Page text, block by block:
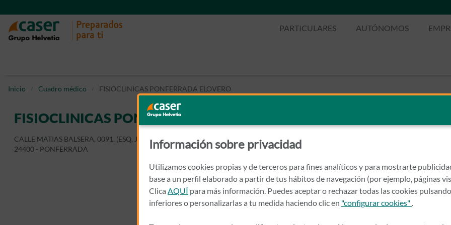
PARTICULARES AUTÓNOMOS
Inicio Cuadro médico FISIOCLINICAS PONFERRADA ELOVERO
FISIOCLINICAS PONFERRADA ELOVERO
CALLE MATIAS BALSERA, 0091, (ESQ. JOSE LUIS PECKER)
24400 - PONFERRADA
Información sobre privacidad
Utilizamos cookies propias y de terceros para fines analíticos y para mostrarte
base a un perfil elaborado a partir de tus hábitos de navegación (por ejemplo, páginas
Clica AQUÍ para más información. Puedes aceptar o rechazar todas las cookies
inferiores o personalizarlas a tu medida haciendo clic en "configurar cookies" .